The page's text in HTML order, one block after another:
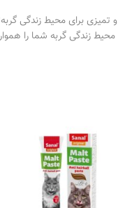
برای محیط زندگی
زندگی گربه شما را